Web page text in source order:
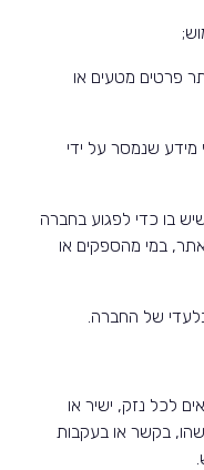
פרטים מטעים או
מידע שנמסר על ידי
בו כדי לפגוע בחברה
במי מהספקים או
לכל נזק, ישיר או
בקשר או בעקבות